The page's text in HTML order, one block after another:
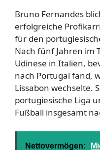
Bruno Fernandes
erfolgreiche
für den
Nach fünf Jahren im
Udinese in Italien,
nach Portugal fand,
Lissabon wechselte.
portugiesische Liga
Fußball insgesamt
Nettovermögen: